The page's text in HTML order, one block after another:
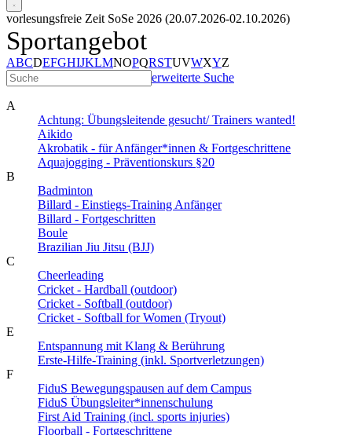
vorlesungsfreie Zeit SoSe 2026 (20.07.2026-02.10.2026)
Sportangebot
ABCDEFGHIJKLMNOPQRSTUVWXYZ
erweiterte Suche
A
Achtung: Übungsleitende gesucht/ Trainers wanted!
Aikido
Akrobatik - für Anfänger*innen & Fortgeschrittene
Aquajogging - Präventionskurs §20
B
Badminton
Billard - Einstiegs-Training Anfänger
Billard - Fortgeschritten
Boule
Brazilian Jiu Jitsu (BJJ)
C
Cheerleading
Cricket - Hardball (outdoor)
Cricket - Softball (outdoor)
Cricket - Softball for Women (Tryout)
E
Entspannung mit Klang & Berührung
Erste-Hilfe-Training (inkl. Sportverletzungen)
F
FiduS Bewegungspausen auf dem Campus
FiduS Übungsleiter*innenschulung
First Aid Training (incl. sports injuries)
Floorball - Fortgeschrittene